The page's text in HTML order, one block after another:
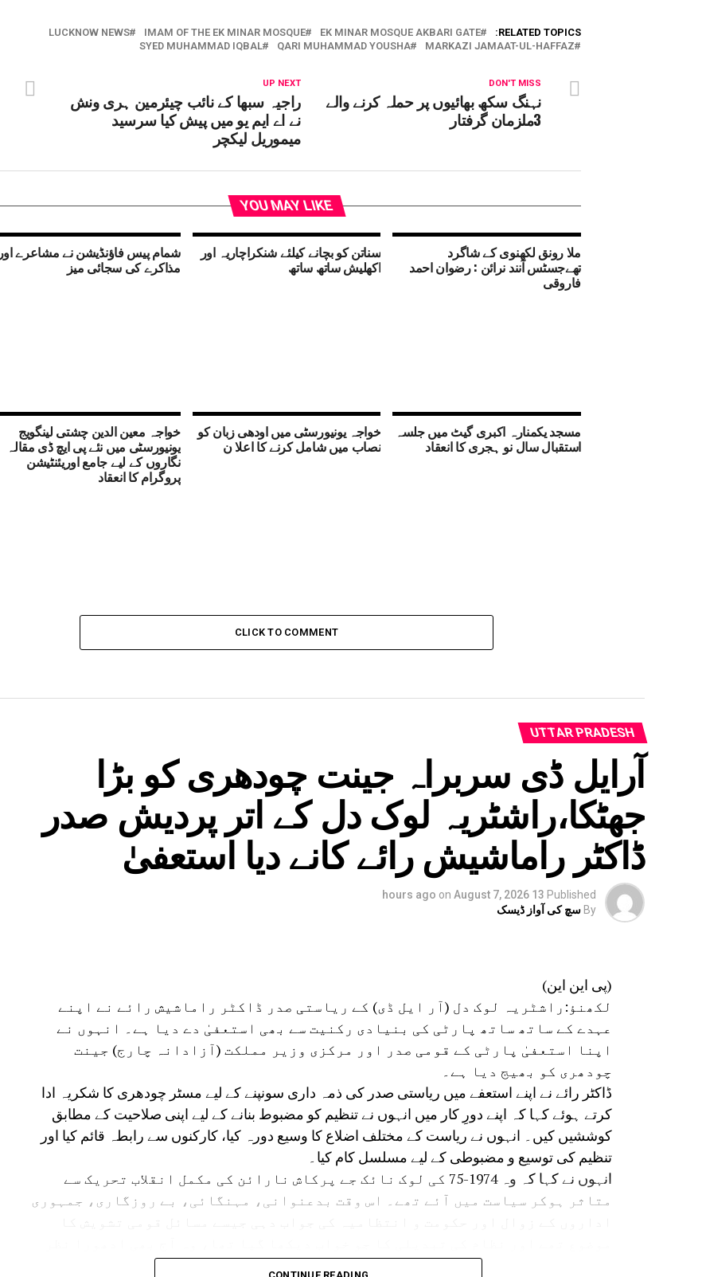
RELATED TOPICS:
EK MINAR MOSQUE AKBARI GATE
IMAM OF THE EK MINAR MOSQUE
LUCKNOW NEWS
MARKAZI JAMAAT-UL-HAFFAZ
QARI MUHAMMAD YOUSHA
SYED MUHAMMAD IQBAL
UP NEXT
راجیہ سبھا کے نائب چیئرمین ہری ونش
نے اے ایم یو میں پیش کیا سرسید
میموریل لیکچر
DON'T MISS
نہنگ سکھ بھائیوں پر حملہ کرنے والے
3ملزمان گرفتار
YOU MAY LIKE
ملا رونق لکھنوی کے شاگرد
تھےجسٹس آنند نرائن : رضوان احمد
فاروقی
سناتن کو بچانے کیلئے شنکراچاریہ اور
اکھلیش ساتھ ساتھ
شمام پیس فاؤنڈیشن نے مشاعرے اور
مذاکرے کی سجائی میز
مسجد یکمنارہ اکبری گیٹ میں جلسہ
استقبال سال نو ہجری کا انعقاد
خواجہ یونیورسٹی میں اودھی زبان کو
نصاب میں شامل کرنے کا اعلا ن
خواجہ معین الدین چشتی لینگویج
یونیورسٹی میں نئے پی ایچ ڈی مقالہ
نگاروں کے لیے جامع اوریئنٹیشن
پروگرام کا انعقاد
CLICK TO COMMENT
UTTAR PRADESH
آرایل ڈی سربراہ جینت چودھری کو بڑا
جھٹکا،راشٹریہ لوک دل کے اتر پردیش صدر
ڈاکٹر راماشیش رائے کانے دیا استعفیٰ
Published
13 hours ago
on August 7, 2026
By سچ کی آواز ڈیسک
(پی این این)
لکھنؤ:راشٹریہ لوک دل (آر ایل ڈی) کے ریاستی صدر ڈاکٹر راماشیش رائے نے اپنے
عہدے کے ساتھ ساتھ پارٹی کی بنیادی رکنیت سے بھی استعفیٰ دے دیا ہے۔ انہوں نے
اپنا استعفیٰ پارٹی کے قومی صدر اور مرکزی وزیر مملکت (آزادانہ چارج) جینت
چودھری کو بھیج دیا ہے۔
ڈاکٹر رائے نے اپنے استعفے میں ریاستی صدر کی ذمہ داری سونپنے کے لیے مسٹر چودھری کا شکریہ ادا
کرتے ہوئے کہا کہ اپنے دورِ کار میں انہوں نے تنظیم کو مضبوط بنانے کے لیے اپنی صلاحیت کے مطابق
کوششیں کیں۔ انہوں نے ریاست کے مختلف اضلاع کا وسیع دورہ کیا، کارکنوں سے رابطہ قائم کیا اور
تنظیم کی توسیع و مضبوطی کے لیے مسلسل کام کیا۔
انہوں نے کہا کہ وہ 1974-75 کی لوک نائک جے پرکاش نارائن کی مکمل انقلاب تحریک سے
متاثر ہوکر سیاست میں آئے تھے۔ اس وقت بدعنوانی، مہنگائی، بے روزگاری، جمہوری
آتا ہے۔مسٹر رائے نے کہا کہ کسانوں کو اپنی پیداوار کی مناسب قیمت نہیں مل رہی